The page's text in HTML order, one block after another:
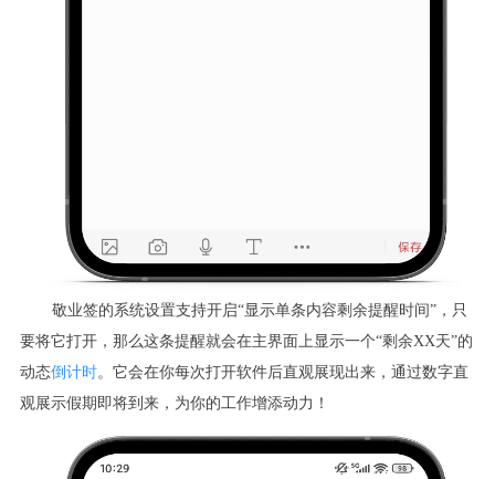
敬业签的系统设置支持开启“显示单条内容剩余提醒时间”，只
要将它打开，那么这条提醒就会在主界面上显示一个“剩余XX天”的
动态倒计时。它会在你每次打开软件后直观展现出来，通过数字直
观展示假期即将到来，为你的工作增添动力！